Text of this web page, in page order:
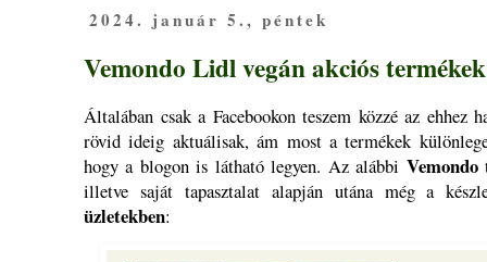
2024. január 5., péntek
Vemondo Lidl vegán akciós
Általában csak a Facebookon teszem közzé az ehhez
rövid ideig aktuálisak, ám most a termékek
hogy a blogon is látható legyen. Az alábbi Vemondo
illetve saját tapasztalat alapján utána még a
üzletekben: